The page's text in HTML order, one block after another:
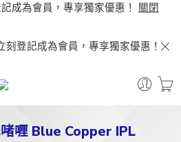
成為會員，專享獨家優惠！ 關閉
刻登記成為會員，專享獨家優惠！
喱 Blue Copper IPL